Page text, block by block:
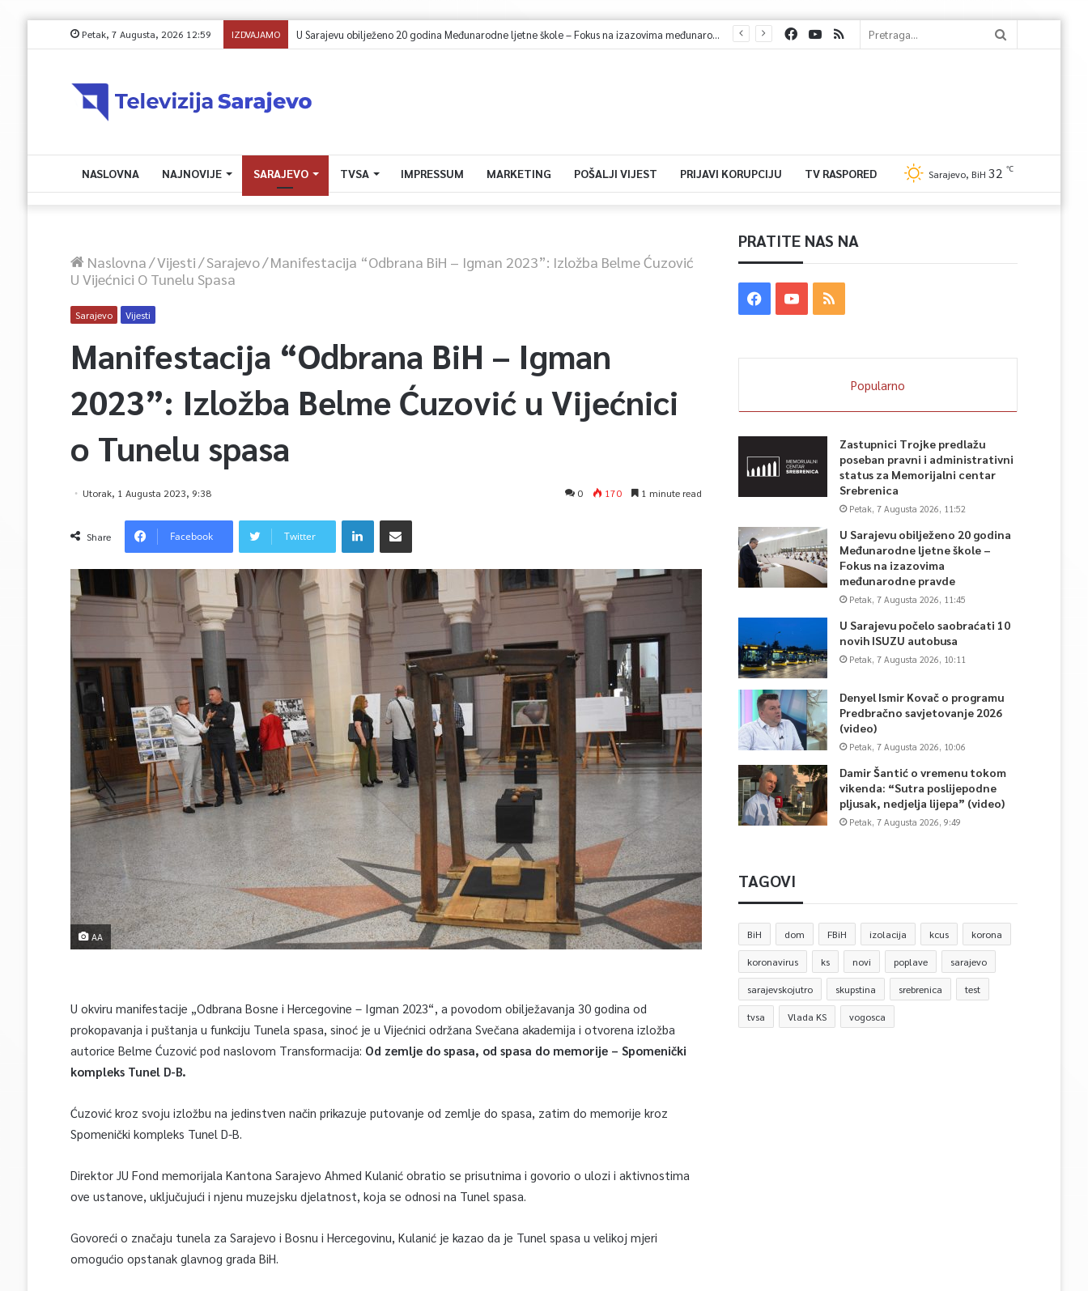
Petak, 7 Augusta, 2026 12:59 IZDVAJAMO U Sarajevu obilježeno 20 godina Međunarodne ljetne škole – Fokus na izazovima međunarodne pravde
NASLOVNA NAJNOVIJE SARAJEVO TVSA IMPRESSUM MARKETING POŠALJI VIJEST PRIJAVI KORUPCIJU TV RASPORED Sarajevo, BiH 32 ℃
Naslovna/Vijesti/Sarajevo/Manifestacija “Odbrana BiH – Igman 2023”: Izložba Belme Ćuzović
U Vijećnici O Tunelu Spasa
Sarajevo Vijesti
Manifestacija “Odbrana BiH – Igman
2023”: Izložba Belme Ćuzović u Vijećnici
o Tunelu spasa
Utorak, 1 Augusta 2023, 9:38 0 170 1 minute read
Share Facebook Twitter
AA
U okviru manifestacije „Odbrana Bosne i Hercegovine – Igman 2023“, a povodom obilježavanja 30 godina od
prokopavanja i puštanja u funkciju Tunela spasa, sinoć je u Vijećnici održana Svečana akademija i otvorena izložba
autorice Belme Ćuzović pod naslovom Transformacija: Od zemlje do spasa, od spasa do memorije – Spomenički
kompleks Tunel D-B.
Ćuzović kroz svoju izložbu na jedinstven način prikazuje putovanje od zemlje do spasa, zatim do memorije kroz
Spomenički kompleks Tunel D-B.
Direktor JU Fond memorijala Kantona Sarajevo Ahmed Kulanić obratio se prisutnima i govorio o ulozi i aktivnostima
ove ustanove, uključujući i njenu muzejsku djelatnost, koja se odnosi na Tunel spasa.
Govoreći o značaju tunela za Sarajevo i Bosnu i Hercegovinu, Kulanić je kazao da je Tunel spasa u velikoj mjeri
omogućio opstanak glavnog grada BiH.
PRATITE NAS NA
Popularno
Zastupnici Trojke predlažu
poseban pravni i administrativni
status za Memorijalni centar
Srebrenica
Petak, 7 Augusta 2026, 11:52
U Sarajevu obilježeno 20 godina
Međunarodne ljetne škole –
Fokus na izazovima
međunarodne pravde
Petak, 7 Augusta 2026, 11:45
U Sarajevu počelo saobraćati 10
novih ISUZU autobusa
Petak, 7 Augusta 2026, 10:11
Denyel Ismir Kovač o programu
Predbračno savjetovanje 2026
(video)
Petak, 7 Augusta 2026, 10:06
Damir Šantić o vremenu tokom
vikenda: “Sutra poslijepodne
pljusak, nedjelja lijepa” (video)
Petak, 7 Augusta 2026, 9:49
TAGOVI
BiH dom FBiH izolacija kcus korona
koronavirus ks novi poplave sarajevo
sarajevskojutro skupstina srebrenica test
tvsa Vlada KS vogosca